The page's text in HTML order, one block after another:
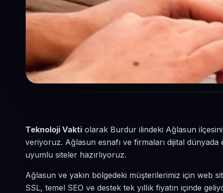
Teknoloji Vakti olarak Burdur ilindeki Ağlasun
veriyoruz. Ağlasun esnafı ve firmaları dijital
uyumlu siteler hazırlıyoruz.
Ağlasun ve yakın bölgedeki müşterilerimiz için web
SSL, temel SEO ve destek tek yıllık fiyatın içinde